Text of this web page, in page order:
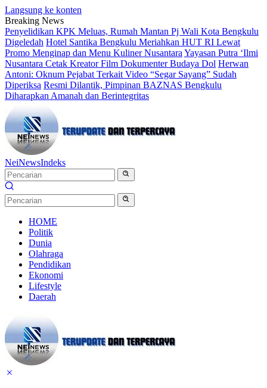
Langsung ke konten
Breaking News
Penyelidikan KPK Meluas, Rumah Mantan Pj Wali Kota Bengkulu
Digeledah Hotel Santika Bengkulu Meriahkan HUT RI Lewat
Promo Menginap dan Menu Kuliner Nusantara Yayasan Putra ‘Ilmi
Nusantara Cetak Kreator Film Dokumenter Budaya Dol Herwan
Antoni: Oknum Pejabat Terkait Video “Segar Sayang” Sudah
Diperiksa Resmi Dilantik, Pimpinan BAZNAS Bengkulu
Diharapkan Amanah dan Berintegritas
NeiNewsIndeks
HOME
Politik
Dunia
Olahraga
Pendidikan
Ekonomi
Lifestyle
Daerah